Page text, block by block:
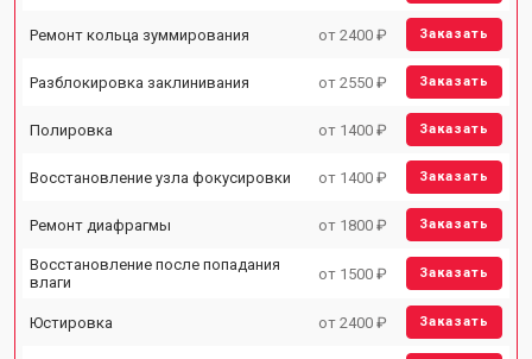
Ремонт кольца зуммирования от 2400 ₽ Заказать
Разблокировка заклинивания от 2550 ₽ Заказать
Полировка от 1400 ₽ Заказать
Восстановление узла фокусировки от 1400 ₽ Заказать
Ремонт диафрагмы от 1800 ₽ Заказать
Восстановление после попадания
влаги
от 1500 ₽ Заказать
Юстировка от 2400 ₽ Заказать